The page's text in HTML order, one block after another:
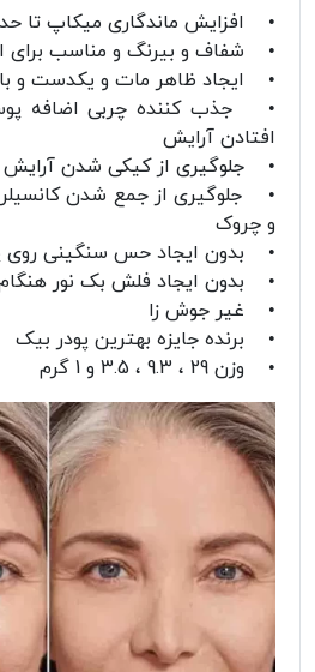
• افزایش ماندگاری میکاپ تا حداقل 12
• شفاف و بیرنگ و مناسب برای
• ایجاد ظاهر مات و یکدست و
• جذب کننده چربی اضافه
افتادن آرایش
• جلوگیری از کیکی شدن آرایش
• جلوگیری از جمع شدن
و چروک
• بدون ایجاد حس سنگینی
• بدون ایجاد فلش بک نور
• غیر جوش زا
• برنده جایزه بهترین پودر بیک
• وزن 29 ، 9.3 ، 3.5 و 1 گرم